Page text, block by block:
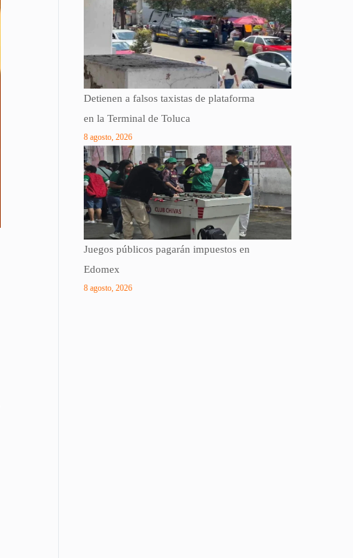
Detienen a falsos taxistas de plataforma
en la Terminal de Toluca
8 agosto, 2026
Juegos públicos pagarán impuestos en
Edomex
8 agosto, 2026